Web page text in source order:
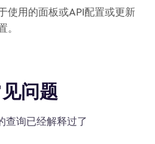
使用的面板或API配置或更新
。
问题
查询已经解释过了